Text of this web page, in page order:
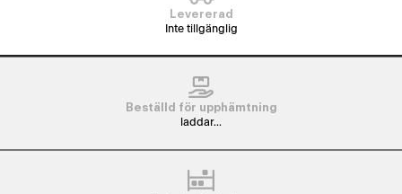
Levererad
Inte tillgänglig
Beställd för upphämtning
laddar...